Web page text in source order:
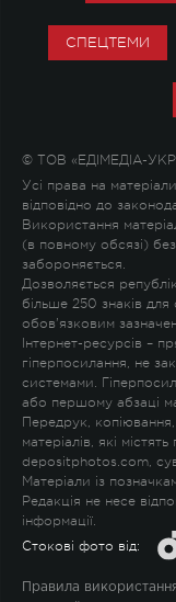
СПЕЦТЕМИ
© ТОВ «ЕДІМЕДІА-
Усі права на
відповідно до
Використання
(в повному обсязі)
забороняється.
Дозволяється
більше 250 знаків
обов'язковим
Інтернет-ресурсів –
гіперпосилання, не
системами.
або першому абзаці
Передрук,
матеріалів, які
depositphotos.com,
Матеріали із
Редакція не несе
інформації.
Стокові фото від:
Правила